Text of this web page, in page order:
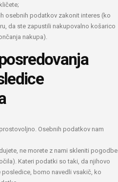
osebnih podatkov zakonit interes (ko
da ste zapustili nakupovalno košarico
nakupa).
Osebnih podatkov nam
ne morete z nami skleniti pogodbe
Kateri podatki so taki, da njihovo
bomo navedli vsakič, ko